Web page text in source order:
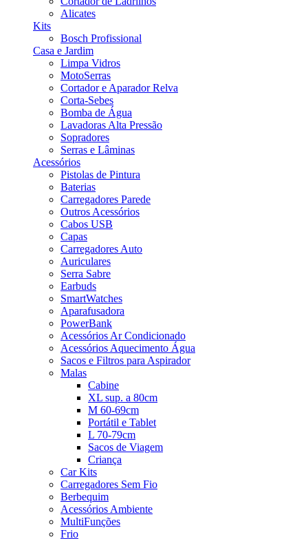
Alicates
Kits
Bosch Profissional
Casa e Jardim
Limpa Vidros
MotoSerras
Cortador e Aparador Relva
Corta-Sebes
Bomba de Água
Lavadoras Alta Pressão
Sopradores
Serras e Lâminas
Acessórios
Pistolas de Pintura
Baterias
Carregadores Parede
Outros Acessórios
Cabos USB
Capas
Carregadores Auto
Auriculares
Serra Sabre
Earbuds
SmartWatches
Aparafusadora
PowerBank
Acessórios Ar Condicionado
Acessórios Aquecimento Água
Sacos e Filtros para Aspirador
Malas
Cabine
XL sup. a 80cm
M 60-69cm
Portátil e Tablet
L 70-79cm
Sacos de Viagem
Criança
Car Kits
Carregadores Sem Fio
Berbequim
Acessórios Ambiente
MultiFunções
Frio